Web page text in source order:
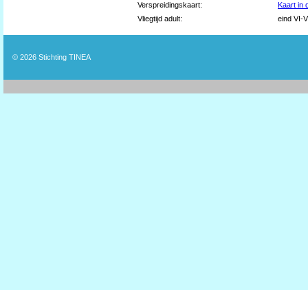
Verspreidingskaart:
Kaart in
Vliegtijd adult:
eind VI-
© 2026 Stichting TINEA